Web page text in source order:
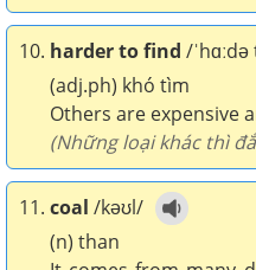
10. harder to find /
(adj.ph) khó tìm
Others are expensive
(Những loại khác thì
11. coal /kəʊl/
(n) than